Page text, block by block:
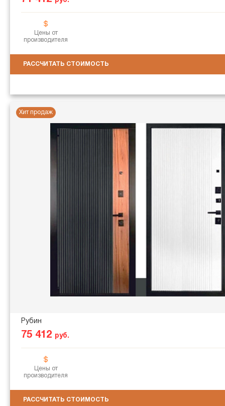
Цены от
производителя
РАССЧИТАТЬ СТОИМОСТЬ
Хит продаж
Рубин
75 412 руб.
Цены от
производителя
РАССЧИТАТЬ СТОИМОСТЬ